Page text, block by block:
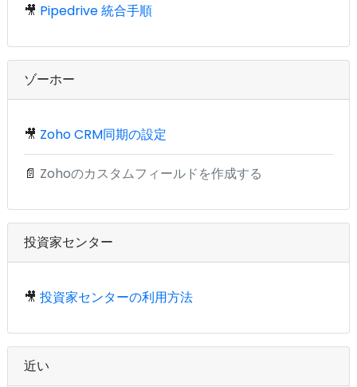
🎥 Pipedrive 統合手順
ゾーホー
🎥 Zoho CRM同期の設定
📄 Zohoのカスタムフィールドを作成する
投資家センター
🎥 投資家センターの利用方法
近い